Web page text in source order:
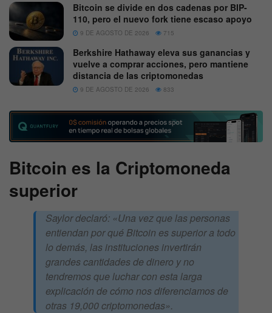
Bitcoin se divide en dos cadenas por BIP-
110, pero el nuevo fork tiene escaso apoyo
9 DE AGOSTO DE 2026 715
Berkshire Hathaway eleva sus ganancias y
vuelve a comprar acciones, pero mantiene
distancia de las criptomonedas
9 DE AGOSTO DE 2026 833
Bitcoin es la Criptomoneda
superior
Saylor declaró: «Una vez que las personas
entiendan por qué Bitcoin es superior a todo
lo demás, las instituciones invertirán
grandes cantidades de dinero y no
tendremos que luchar con esta larga
explicación de cómo nos diferenciamos de
otras 19,000 criptomonedas».